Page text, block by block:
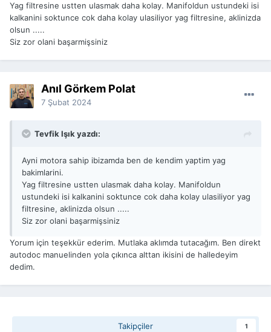
Yag filtresine ustten ulasmak daha kolay. Manifoldun ustundeki isi
kalkanini soktunce cok daha kolay ulasiliyor yag filtresine, aklinizda
olsun .....
Siz zor olani başarmişsiniz
Anıl Görkem Polat
7 Şubat 2024
Tevfik Işık yazdı:
Ayni motora sahip ibizamda ben de kendim yaptim yag
bakimlarini.
Yag filtresine ustten ulasmak daha kolay. Manifoldun
ustundeki isi kalkanini soktunce cok daha kolay ulasiliyor yag
filtresine, aklinizda olsun .....
Siz zor olani başarmişsiniz
Yorum için teşekkür ederim. Mutlaka aklımda tutacağım. Ben direkt
autodoc manuelinden yola çıkınca alttan ikisini de halledeyim
dedim.
Takipçiler 1